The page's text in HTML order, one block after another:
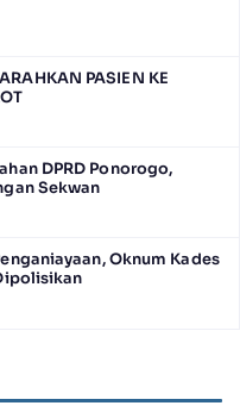
PASIEN KE
DPRD Ponorogo,
Sekwan
Oknum Kades